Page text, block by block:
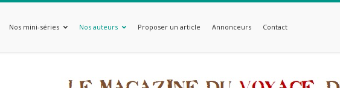
Nos mini-séries Nos auteurs Proposer un article Annonceurs Contact